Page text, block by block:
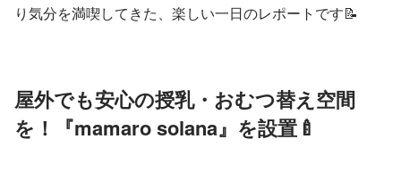
り気分を満喫してきた、楽しい一日のレポートです📝
屋外でも安心の授乳・おむつ替え空間
を！『mamaro solana』を設置🍼